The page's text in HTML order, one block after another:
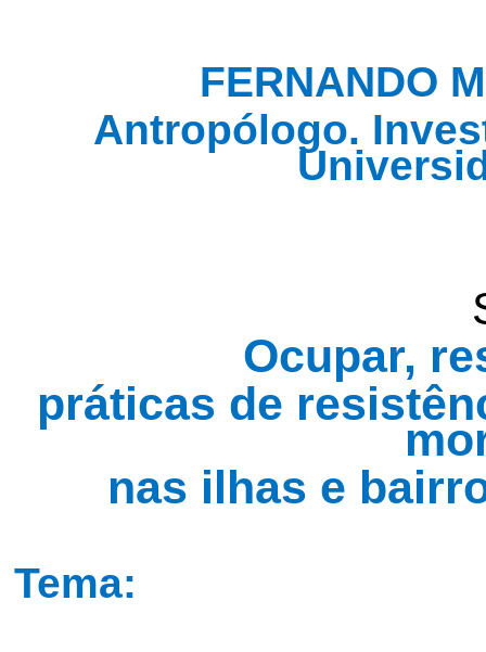
FERNANDO
Antropólogo.
Ocupar,
práticas de
nas ilhas e
Tema: